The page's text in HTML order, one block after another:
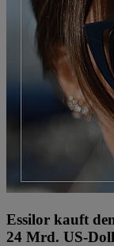
Essilor kauft
24 Mrd. US-